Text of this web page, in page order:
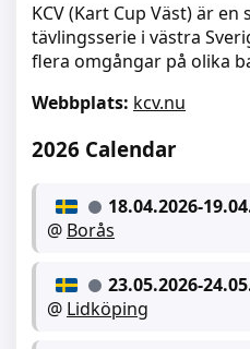
KCV (Kart Cup Väst) är
tävlingsserie i västra
flera omgångar på olika
Webbplats: kcv.nu
2026 Calendar
18.04.2026-
@ Borås
23.05.2026-
@ Lidköping